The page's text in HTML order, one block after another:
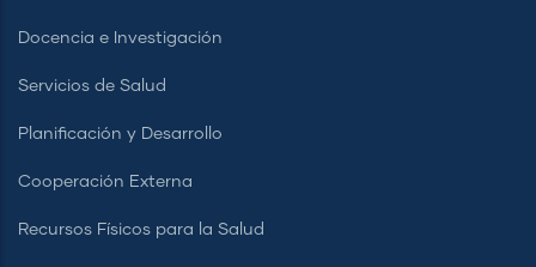
Docencia e Investigación
Servicios de Salud
Planificación y Desarrollo
Cooperación Externa
Recursos Físicos para la Salud